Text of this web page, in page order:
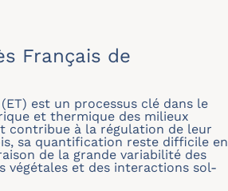
Français de
est un processus clé dans le
et thermique des milieux
contribue à la régulation de leur
sa quantification reste difficile en
de la grande variabilité des
végétales et des interactions sol-